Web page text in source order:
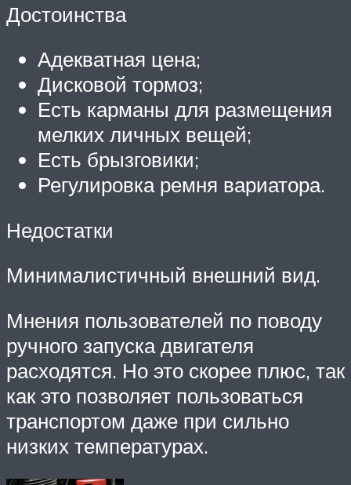
Достоинства
Адекватная цена;
Дисковой тормоз;
Есть карманы для размещения
мелких личных вещей;
Есть брызговики;
Регулировка ремня вариатора.
Недостатки
Минималистичный внешний вид.
Мнения пользователей по поводу
ручного запуска двигателя
расходятся. Но это скорее плюс, так
как это позволяет пользоваться
транспортом даже при сильно
низких температурах.